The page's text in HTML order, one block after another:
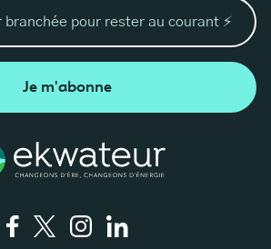
wp-
geants-de-lagroalimentaire-et-de-
mis-en-demeure
Je m'abonne